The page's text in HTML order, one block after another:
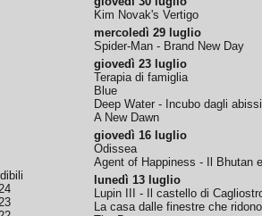
Kim Novak's Vertigo
mercoledì 29 luglio
Spider-Man - Brand New Day
giovedì 23 luglio
Terapia di famiglia
Blue
Deep Water - Incubo dagli abissi
A New Dawn
giovedì 16 luglio
Odissea
Agent of Happiness - Il Bhutan
lunedì 13 luglio
Lupin III - Il castello di
La casa dalle finestre che ridono